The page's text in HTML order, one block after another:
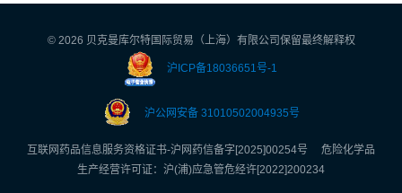
© 2026 贝克曼库尔特国际贸易（上海）有限公司保留最终解释权
沪ICP备18036651号-1
沪公网安备 31010502004935号
互联网药品信息服务资格证书-沪网药信备字[2025]00254号 危险化学品
生产经营许可证：沪(浦)应急管危经许[2022]200234